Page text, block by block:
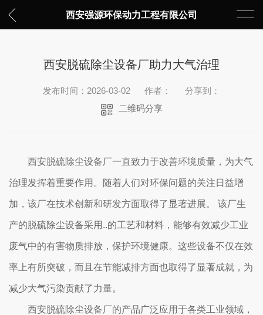
西安强源环保动力工程有限公司
西安脱硫除尘设备厂助力大气治理
发布时间：2026-03-02 作者：
分享到：
二维码分享
西安脱硫除尘设备厂一直致力于改善环境质量，为大气
治理发挥着重要作用。随着人们对环保问题的关注日益增
加，该厂在技术创新和研发方面取得了显著进展。 该厂生
产的脱硫除尘设备采用..的工艺和材料，能够有效减少工业
废气中的有害物质排放，保护环境健康。这些设备不仅在效
率上有所突破，而且在节能减排方面也取得了显著成就，为
减少大气污染贡献了力量。
西安脱硫除尘设备厂的产品广泛应用于各类工业领域，